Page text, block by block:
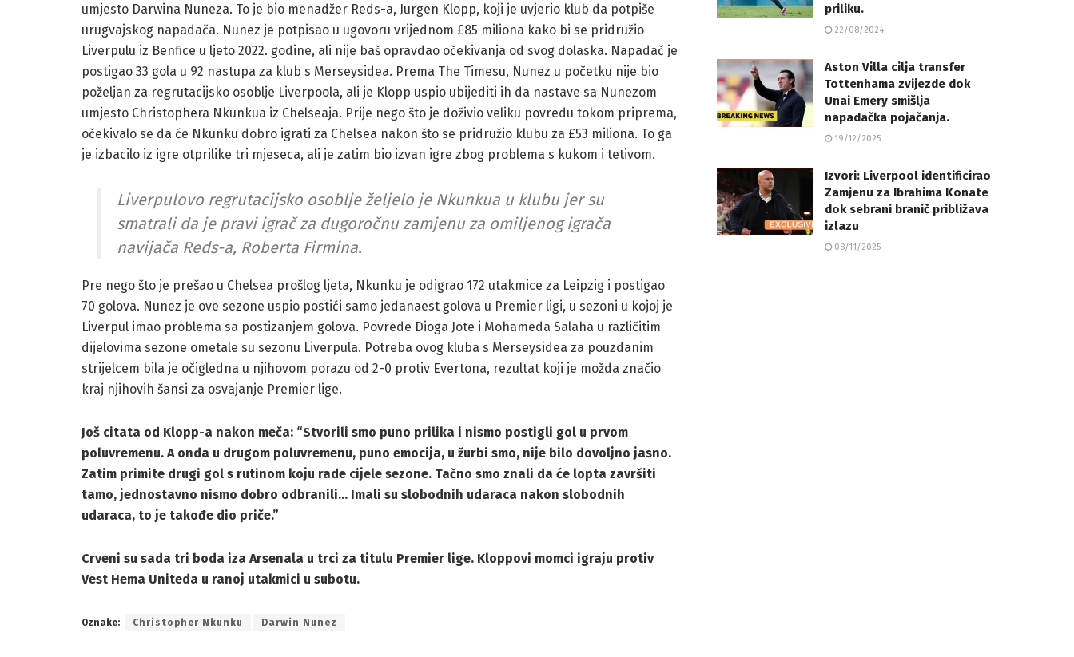
umjesto Darwina Nuneza. To je bio menadžer Reds-a, Jurgen Klopp, koji je uvjerio klub da potpiše
urugvajskog napadača. Nunez je potpisao u ugovoru vrijednom £85 miliona kako bi se pridružio
Liverpulu iz Benfice u ljeto 2022. godine, ali nije baš opravdao očekivanja od svog dolaska. Napadač je
postigao 33 gola u 92 nastupa za klub s Merseysidea. Prema The Timesu, Nunez u početku nije bio
poželjan za regrutacijsko osoblje Liverpoola, ali je Klopp uspio ubijediti ih da nastave sa Nunezom
umjesto Christophera Nkunkua iz Chelseaja. Prije nego što je doživio veliku povredu tokom priprema,
očekivalo se da će Nkunku dobro igrati za Chelsea nakon što se pridružio klubu za £53 miliona. To ga
je izbacilo iz igre otprilike tri mjeseca, ali je zatim bio izvan igre zbog problema s kukom i tetivom.
Liverpulovo regrutacijsko osoblje željelo je Nkunkua u klubu jer su
smatrali da je pravi igrač za dugoročnu zamjenu za omiljenog igrača
navijača Reds-a, Roberta Firmina.
Pre nego što je prešao u Chelsea prošlog ljeta, Nkunku je odigrao 172 utakmice za Leipzig i postigao
70 golova. Nunez je ove sezone uspio postići samo jedanaest golova u Premier ligi, u sezoni u kojoj je
Liverpul imao problema sa postizanjem golova. Povrede Dioga Jote i Mohameda Salaha u različitim
dijelovima sezone ometale su sezonu Liverpula. Potreba ovog kluba s Merseysidea za pouzdanim
strijelcem bila je očigledna u njihovom porazu od 2-0 protiv Evertona, rezultat koji je možda značio
kraj njihovih šansi za osvajanje Premier lige.
Još citata od Klopp-a nakon meča: “Stvorili smo puno prilika i nismo postigli gol u prvom
poluvremenu. A onda u drugom poluvremenu, puno emocija, u žurbi smo, nije bilo dovoljno jasno.
Zatim primite drugi gol s rutinom koju rade cijele sezone. Tačno smo znali da će lopta završiti
tamo, jednostavno nismo dobro odbranili… Imali su slobodnih udaraca nakon slobodnih
udaraca, to je takođe dio priče.”
Crveni su sada tri boda iza Arsenala u trci za titulu Premier lige. Kloppovi momci igraju protiv
Vest Hema Uniteda u ranoj utakmici u subotu.
Oznake: Christopher Nkunku Darwin Nunez
priliku.
22/08/2024
Aston Villa cilja transfer
Tottenhama zvijezde dok
Unai Emery smišlja
napadačka pojačanja.
19/12/2025
Izvori: Liverpool identificirao
Zamjenu za Ibrahima Konate
dok sebrani branič približava
izlazu
08/11/2025